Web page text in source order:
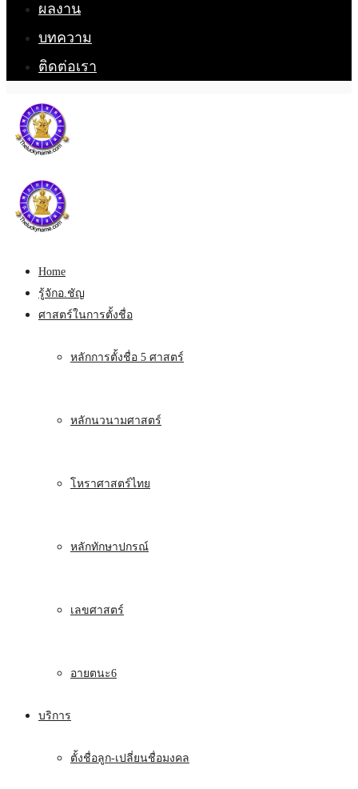
ผลงาน
บทความ
ติดต่อเรา
Home
รู้จักอ.ชัญ
ศาสตร์ในการตั้งชื่อ
หลักการตั้งชื่อ 5 ศาสตร์
หลักนวนามศาสตร์
โหราศาสตร์ไทย
หลักทักษาปกรณ์
เลขศาสตร์
อายตนะ6
บริการ
ตั้งชื่อลูก-เปลี่ยนชื่อมงคล